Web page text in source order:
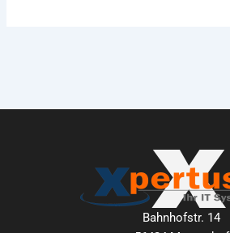
Bahnhofstr. 14